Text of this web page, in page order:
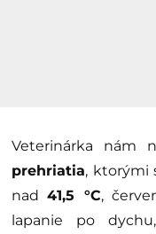
Veterinárka nám
prehriatia, ktorými
nad41,5 °C,
lapanie po